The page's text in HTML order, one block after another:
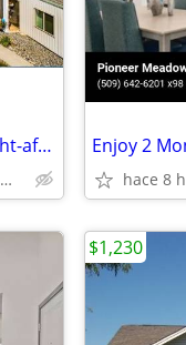
Fabulous 746 sq ft 2 bed, 1 bath in sought-after Moses Lake area
Moses Lake - Near Moses Lake High School hace 8 h
$1,230